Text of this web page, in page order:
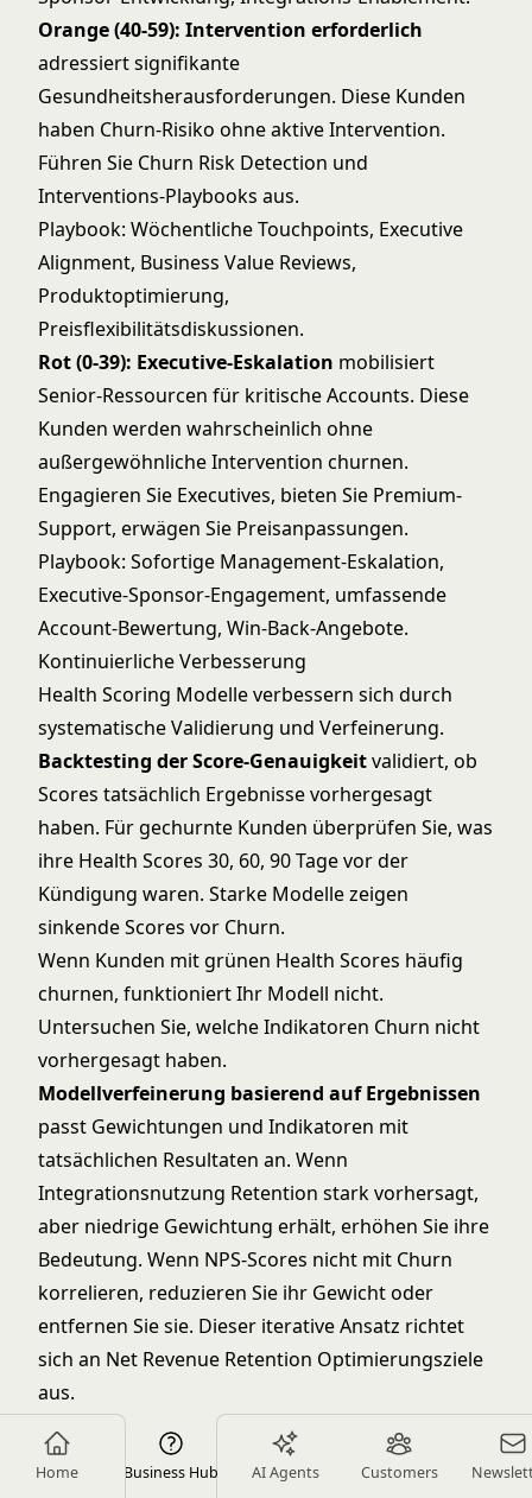
Home Business Hub AI Agents Customers
Orange (40-59): Intervention erforderlich
adressiert signifikante
Gesundheitsherausforderungen. Diese Kunden
haben Churn-Risiko ohne aktive Intervention.
Führen Sie Churn Risk Detection und
Interventions-Playbooks aus.
Playbook: Wöchentliche Touchpoints, Executive
Alignment, Business Value Reviews,
Produktoptimierung,
Preisflexibilitätsdiskussionen.
Rot (0-39): Executive-Eskalation mobilisiert
Senior-Ressourcen für kritische Accounts. Diese
Kunden werden wahrscheinlich ohne
außergewöhnliche Intervention churnen.
Engagieren Sie Executives, bieten Sie Premium-
Support, erwägen Sie Preisanpassungen.
Playbook: Sofortige Management-Eskalation,
Executive-Sponsor-Engagement, umfassende
Account-Bewertung, Win-Back-Angebote.
Kontinuierliche Verbesserung
Health Scoring Modelle verbessern sich durch
systematische Validierung und Verfeinerung.
Backtesting der Score-Genauigkeitvalidiert, ob
Scores tatsächlich Ergebnisse vorhergesagt
haben. Für gechurnte Kunden überprüfen Sie, was
ihre Health Scores 30, 60, 90 Tage vor der
Kündigung waren. Starke Modelle zeigen
sinkende Scores vor Churn.
Wenn Kunden mit grünen Health Scores häufig
churnen, funktioniert Ihr Modell nicht.
Untersuchen Sie, welche Indikatoren Churn nicht
vorhergesagt haben.
Modellverfeinerung basierend auf Ergebnissen
passt Gewichtungen und Indikatoren mit
tatsächlichen Resultaten an. Wenn
Integrationsnutzung Retention stark vorhersagt,
aber niedrige Gewichtung erhält, erhöhen Sie ihre
Bedeutung. Wenn NPS-Scores nicht mit Churn
korrelieren, reduzieren Sie ihr Gewicht oder
entfernen Sie sie. Dieser iterative Ansatz richtet
sich an Net Revenue Retention Optimierungsziele
aus.
Indikator-Hinzufügung/-Entfernung
Modelle, wenn Sie neue prädiktive Signale